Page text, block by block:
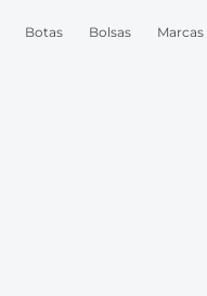
Botas Bolsas Marcas